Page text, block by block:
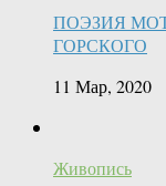
ПОЭЗИЯ
ГОРСКОГО
11 Мар, 2020
Живопись